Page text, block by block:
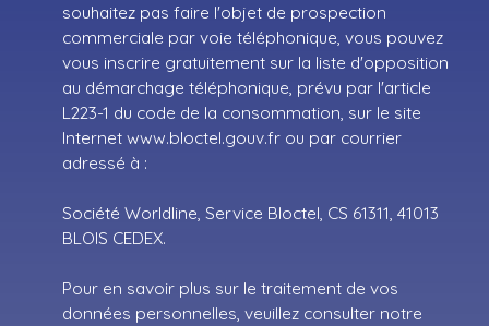
souhaitez pas faire l'objet de prospection
commerciale par voie téléphonique, vous pouvez
vous inscrire gratuitement sur la liste d'opposition
au démarchage téléphonique, prévu par l'article
L223-1 du code de la consommation, sur le site
Internet www.bloctel.gouv.fr ou par courrier
adressé à :
Société Worldline, Service Bloctel, CS 61311, 41013
BLOIS CEDEX.
Pour en savoir plus sur le traitement de vos
données personnelles, veuillez consulter notre